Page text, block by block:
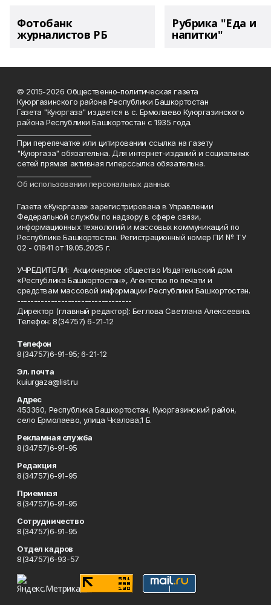
Фотобанк
журналистов РБ
Рубрика "Еда и
напитки"
© 2015-2026 Общественно-политическая газета
Куюргазинского района Республики Башкортостан
Газета "Куюргаза" издается в с. Ермолаево Куюргазинского
района Республики Башкортостан с 1935 года.
При перепечатке или цитировании ссылка на газету
"Куюргаза" обязательна. Для интернет-изданий и социальных
сетей прямая активная гиперссылка обязательна.
Об использовании персональных данных
Газета «Куюргаза» зарегистрирована в Управлении
Федеральной службы по надзору в сфере связи,
информационных технологий и массовых коммуникаций по
Республике Башкортостан. Регистрационный номер ПИ № ТУ
02 - 01841 от 19.05.2025 г.
УЧРЕДИТЕЛИ: Акционерное общество Издательский дом
«Республика Башкортостан», Агентство по печати и
средствам массовой информации Республики Башкортостан.
----------------------------------
Директор (главный редактор): Беглова Светлана Алексеевна.
Телефон: 8(34757) 6-21-12
Телефон
8(34757)6-91-95; 6-21-12
Эл. почта
kuiurgaza@list.ru
Адрес
453360, Республика Башкортостан, Куюргазинский район,
село Ермолаево, улица Чкалова,1 Б.
Рекламная служба
8(34757)6-91-95
Редакция
8(34757)6-91-95
Приемная
8(34757)6-91-95
Сотрудничество
8(34757)6-91-95
Отдел кадров
8(34757)6-93-57